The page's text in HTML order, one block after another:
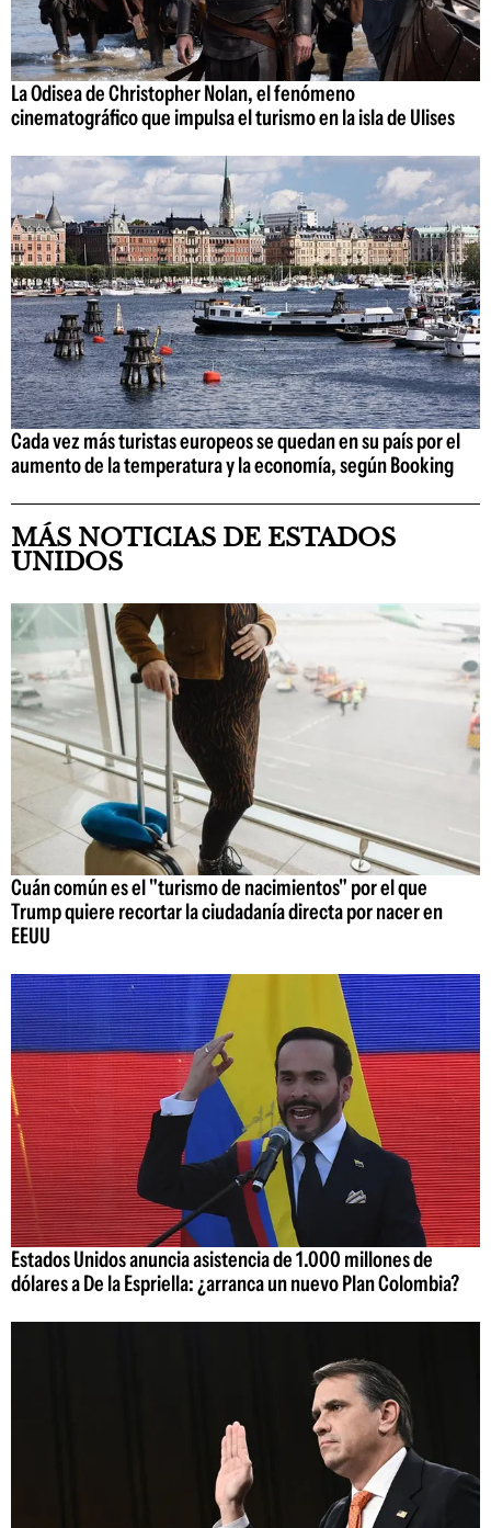
La Odisea de Christopher Nolan, el fenómeno
cinematográfico que impulsa el turismo en la isla de Ulises
Cada vez más turistas europeos se quedan en su país por el
aumento de la temperatura y la economía, según Booking
MÁS NOTICIAS DE ESTADOS
UNIDOS
Cuán común es el "turismo de nacimientos" por el que
Trump quiere recortar la ciudadanía directa por nacer en
EEUU
Estados Unidos anuncia asistencia de 1.000 millones de
dólares a De la Espriella: ¿arranca un nuevo Plan Colombia?